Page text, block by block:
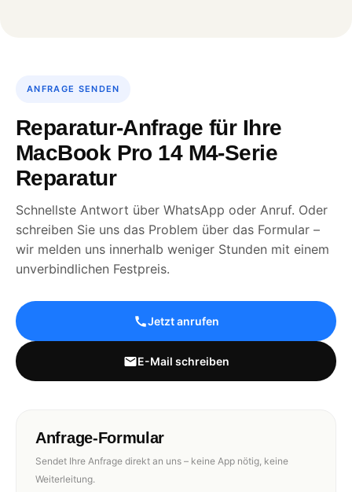
ANFRAGE SENDEN
Reparatur-Anfrage für Ihre
MacBook Pro 14 M4-Serie
Reparatur
Schnellste Antwort über WhatsApp oder Anruf. Oder
schreiben Sie uns das Problem über das Formular –
wir melden uns innerhalb weniger Stunden mit einem
unverbindlichen Festpreis.
Jetzt anrufen
E-Mail schreiben
Anfrage-Formular
Sendet Ihre Anfrage direkt an uns – keine App nötig, keine
Weiterleitung.